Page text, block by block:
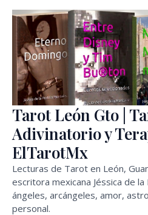
contenido
Tarot León Gto |
Adivinatorio y
ElTarotMx
Lecturas de Tarot en León,
escritora mexicana Jéssica de
ángeles, arcángeles, amor,
personal.